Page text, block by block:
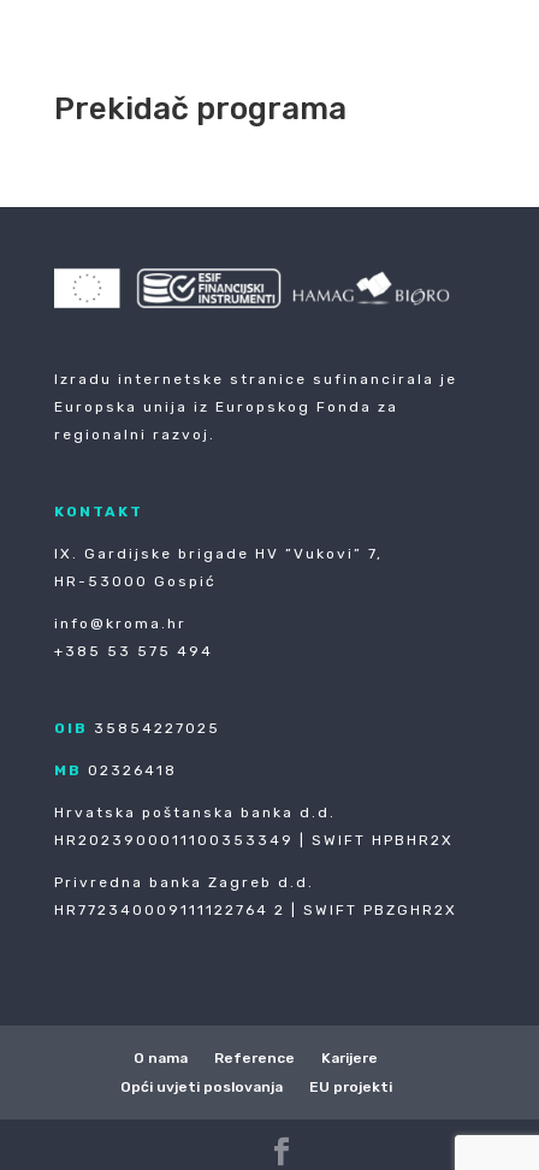
Prekidač programa
Izradu internetske stranice sufinancirala je
Europska unija iz Europskog Fonda za
regionalni razvoj.
KONTAKT
IX. Gardijske brigade HV ”Vukovi” 7,
HR-53000 Gospić
info@kroma.hr
+385 53 575 494
OIB 35854227025
MB 02326418
Hrvatska poštanska banka d.d.
HR2023900011100353349 | SWIFT HPBHR2X
Privredna banka Zagreb d.d.
HR772340009111122764 2 | SWIFT PBZGHR2X
O nama Reference
Karijere
Opći uvjeti poslovanja
EU projekti